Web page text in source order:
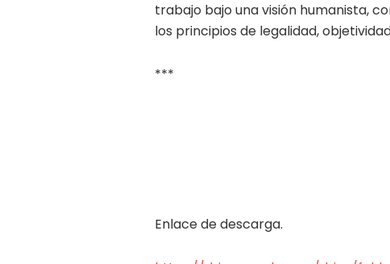
trabajo bajo una visión humanista,
los principios de legalidad,
***
Enlace de descarga.